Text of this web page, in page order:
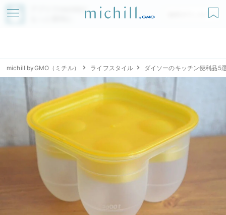
アプリでmichillが
無料ダウンロード
michill byGMO（ミチル） ライフスタイル ダイソーのキッチン便利品5